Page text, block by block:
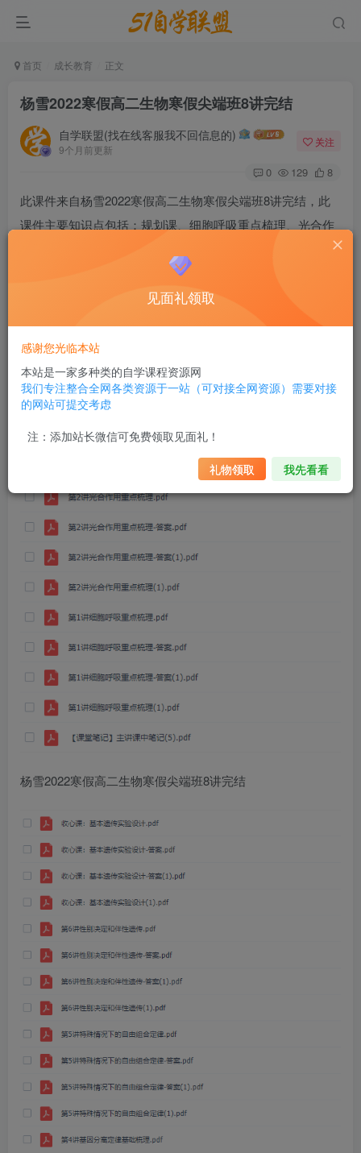
首页 成长教育 正文
杨雪2022寒假高二生物寒假尖端班8讲完结
自学联盟(找在线客服我不回信息的)
9个月前更新
关注
0 129 8
此课件来自杨雪2022寒假高二生物寒假尖端班8讲完结，此
课件主要知识点包括：规划课、细胞呼吸重点梳理、光合作
用、呼吸光综合作用、特殊情况下的自由组合定律、性别决
定和伴性遗传、生物膜系统与物质运输的综合等等视频课
杨雪2022寒假高二生物寒假尖端班8讲完结
见面礼领取
感谢您光临本站
本站是一家多种类的自学课程资源网
我们专注整合全网各类资源于一站（可对接全网资源）需要对接
的网站可提交考虑
注：添加站长微信可免费领取见面礼！
礼物领取 我先看看